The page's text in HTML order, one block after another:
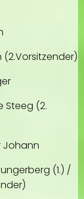
(2.Vorsitzender)
Steeg (2.
Johann
(1.) /